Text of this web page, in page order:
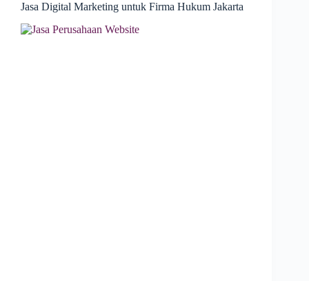
Jasa Digital Marketing untuk Firma Hukum Jakarta